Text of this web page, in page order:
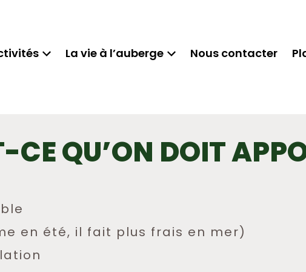
La vie à l’auberge Nous contacter
CE QU’ON DOIT
en été, il fait plus frais en mer)